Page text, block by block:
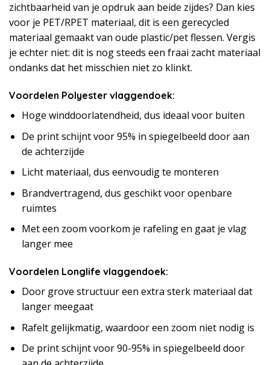
zichtbaarheid van je opdruk aan beide zijdes? Dan kies
voor je PET/RPET materiaal, dit is een gerecycled
materiaal gemaakt van oude plastic/pet flessen. Vergis
je echter niet: dit is nog steeds een fraai zacht materiaal
ondanks dat het misschien niet zo klinkt.
Voordelen Polyester vlaggendoek:
Hoge winddoorlatendheid, dus ideaal voor buiten
De print schijnt voor 95% in spiegelbeeld door aan
de achterzijde
Licht materiaal, dus eenvoudig te monteren
Brandvertragend, dus geschikt voor openbare
ruimtes
Met een zoom voorkom je rafeling en gaat je vlag
langer mee
Voordelen Longlife vlaggendoek:
Door grove structuur een extra sterk materiaal dat
langer meegaat
Rafelt gelijkmatig, waardoor een zoom niet nodig is
De print schijnt voor 90-95% in spiegelbeeld door